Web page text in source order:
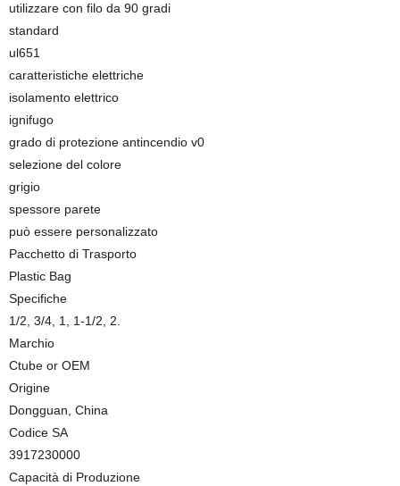
utilizzare con filo da 90 gradi
standard
ul651
caratteristiche elettriche
isolamento elettrico
ignifugo
grado di protezione antincendio v0
selezione del colore
grigio
spessore parete
può essere personalizzato
Pacchetto di Trasporto
Plastic Bag
Specifiche
1/2, 3/4, 1, 1-1/2, 2.
Marchio
Ctube or OEM
Origine
Dongguan, China
Codice SA
3917230000
Capacità di Produzione